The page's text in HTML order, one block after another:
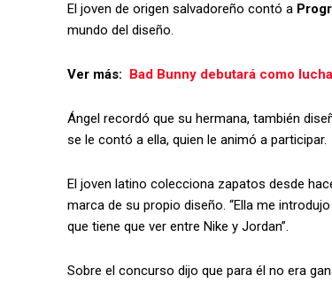
El joven de origen salvadoreño contó a
mundo del diseño.
Ver más: Bad Bunny debutará como
Ángel recordó que su hermana, también
se le contó a ella, quien le animó a participar.
El joven latino colecciona zapatos desde
marca de su propio diseño. “Ella me
que tiene que ver entre Nike y Jordan”.
Sobre el concurso dijo que para él no era